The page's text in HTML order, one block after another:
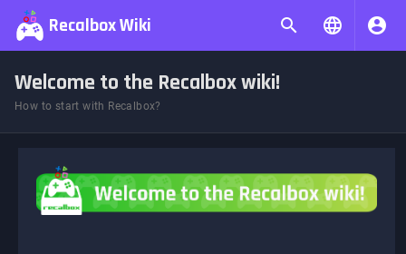
Recalbox Wiki
Welcome to the Recalbox wiki!
How to start with Recalbox?